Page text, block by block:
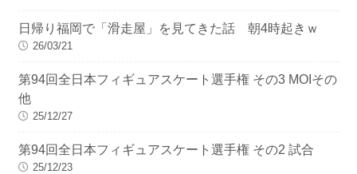
日帰り福岡で「滑走屋」を見てきた話 朝4時起きｗ
26/03/21
第94回全日本フィギュアスケート選手権 その3 MOIその
他
25/12/27
第94回全日本フィギュアスケート選手権 その2 試合
25/12/23